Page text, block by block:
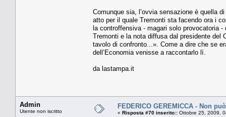
Comunque sia, l’ovvia sensazione è quella
atto per il quale Tremonti sta facendo ora i
la controffensiva - magari solo provocatoria
Tremonti e la nota diffusa dal presidente del
tavolo di confronto...». Come a dire che se
dell’Economia venisse a raccontarlo lì.
da lastampa.it
Admin
Utente non iscritto
FEDERICO GEREMICCA - Non
« Risposta #70 inserito:: Ottobre 25, 2009,